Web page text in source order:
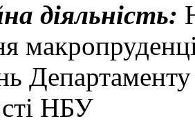
діяльність:
Департаменту
НБУ